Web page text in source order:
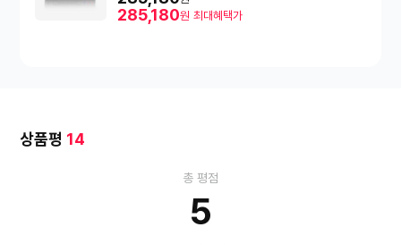
285,180원 최대혜택가
상품평 14
총 평점
5